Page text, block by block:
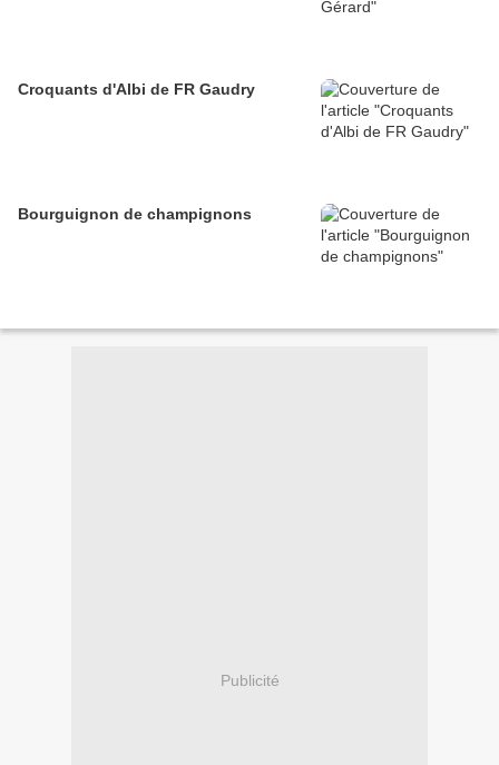
Croquants d'Albi de FR Gaudry
Bourguignon de champignons
Publicité